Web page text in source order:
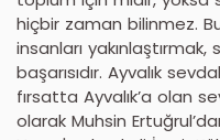
hiçbir zaman bilinmez.
insanları
başarısıdır. Ayvalık
fırsatta Ayvalık’a olan
olarak Muhsin